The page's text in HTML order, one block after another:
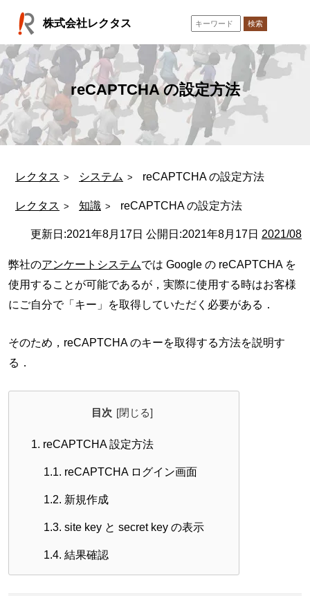
ン
ツ
へ
ス
キ
ッ
プ
検索
株式会社レクタス
reCAPTCHA の設定方法
レクタス システム reCAPTCHA の設定方法
レクタス 知識 reCAPTCHA の設定方法
更新日:2021年8月17日 公開日:2021年8月17日 2021/08
弊社のアンケートシステムでは Google の reCAPTCHA を
使用することが可能であるが，実際に使用する時はお客様
にご自分で「キー」を取得していただく必要がある．
そのため，reCAPTCHA のキーを取得する方法を説明す
る．
目次
1. reCAPTCHA 設定方法
1.1. reCAPTCHA ログイン画面
1.2. 新規作成
1.3. site key と secret key の表示
1.4. 結果確認